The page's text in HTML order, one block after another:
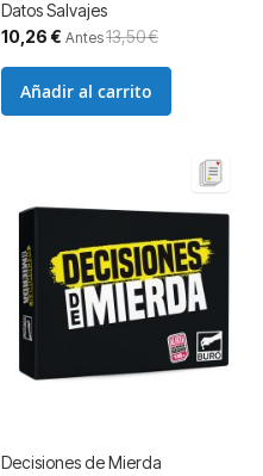
Datos Salvajes
Precio
especial
10,26 € Antes13,50 €
Añadir al carrito
Decisiones de Mierda